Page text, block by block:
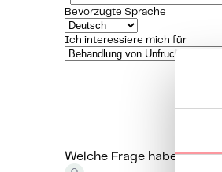
Bevorzugte Sprache
Ich interessiere mich für
Welche Frage haben Sie